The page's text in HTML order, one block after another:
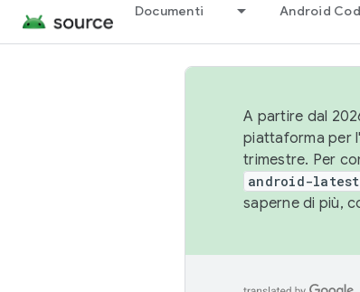
Documenti Android
A partire dal
piattaforma per
trimestre. Per
android-
saperne di più,